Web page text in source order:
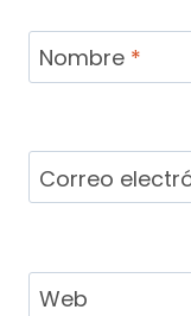
Nombre *
Correo
Web